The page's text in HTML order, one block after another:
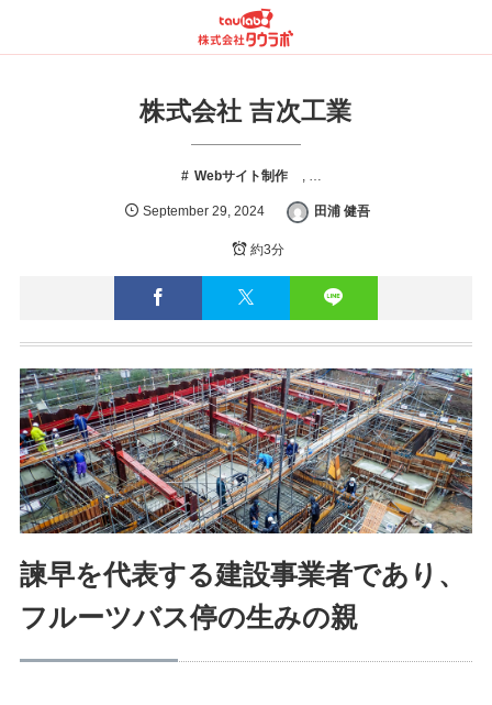
株式会社 吉次工業
Webサイト制作
September 29 ,2024 田浦 健吾
約3分
諫早を代表する建設事業者であり、
フルーツバス停の生みの親